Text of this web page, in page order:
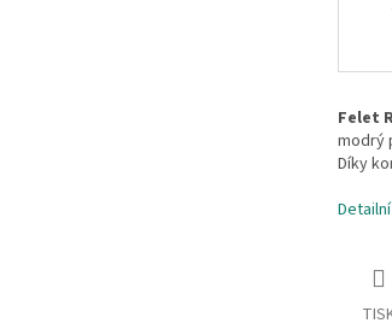
Felet
modrý
Díky